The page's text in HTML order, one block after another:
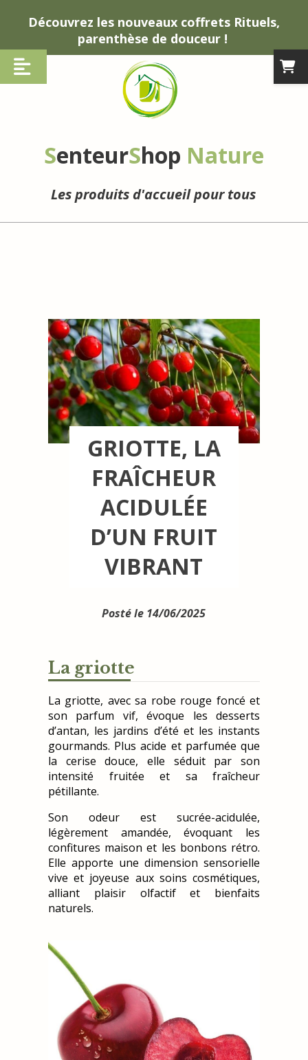
Découvrez les nouveaux coffrets Rituels,
parenthèse de douceur !
SenteurShop Nature
Les produits d'accueil pour tous
GRIOTTE, LA
FRAÎCHEUR
ACIDULÉE
D’UN FRUIT
VIBRANT
Posté le 14/06/2025
La griotte
La griotte, avec sa robe rouge foncé et
son parfum vif, évoque les desserts
d’antan, les jardins d’été et les instants
gourmands. Plus acide et parfumée que
la cerise douce, elle séduit par son
intensité fruitée et sa fraîcheur
pétillante.
Son odeur est sucrée-acidulée,
légèrement amandée, évoquant les
confitures maison et les bonbons rétro.
Elle apporte une dimension sensorielle
vive et joyeuse aux soins cosmétiques,
alliant plaisir olfactif et bienfaits
naturels.